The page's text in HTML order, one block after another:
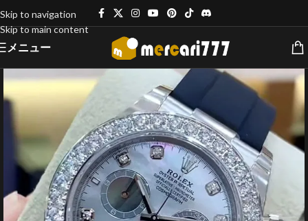
Skip to navigation
Skip to main content
メニュー